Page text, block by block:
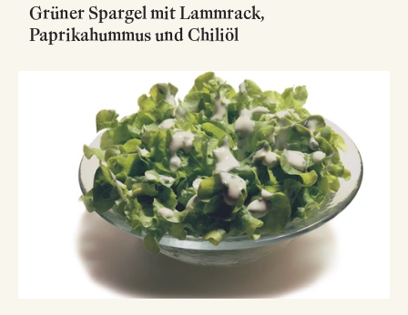
Grüner Spargel mit Lammrack,
Paprikahummus und Chiliöl